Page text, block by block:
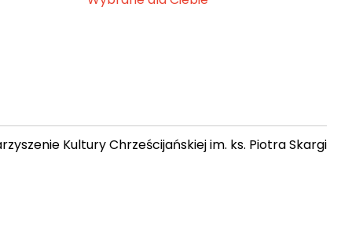
Kultury Chrześcijańskiej im. ks. Piotra Skargi